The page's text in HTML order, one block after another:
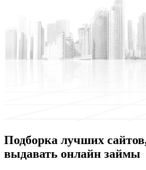
Подборка лучших
выдавать онлайн займы